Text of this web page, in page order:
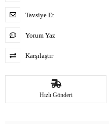
Tavsiye Et
Yorum Yaz
Karşılaştır
Hızlı Gönderi